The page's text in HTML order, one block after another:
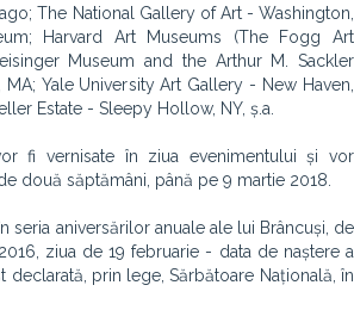
The National Gallery of Art - Washington,
Harvard Art Museums (The Fogg Art
Museum and the Arthur M. Sackler
Yale University Art Gallery - New Haven,
Estate - Sleepy Hollow, NY, ș.a.
fi vernisate în ziua evenimentului și vor
două săptămâni, până pe 9 martie 2018.
seria aniversărilor anuale ale lui Brâncuși, de
ziua de 19 februarie - data de naștere a
prin lege, Sărbătoare Națională, în